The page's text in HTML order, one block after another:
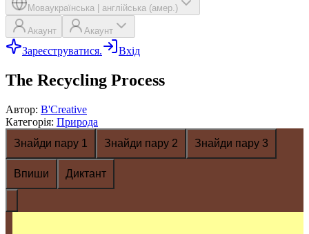
Моваукраїнська англійська (амер.)
Акаунт Акаунт
Зареєструватися. Вхід
The Recycling Process
Автор: B'Creative
Категорія: Природа
Знайди пару 1
Знайди пару 2 Знайди пару 3
Впиши Диктант